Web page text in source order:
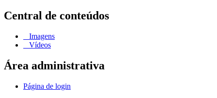
Central de conteúdos
Imagens
Vídeos
Área administrativa
Página de login